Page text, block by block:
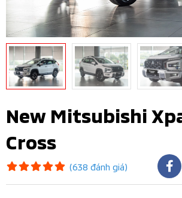
New Mitsubishi
Cross
(638 đánh giá)